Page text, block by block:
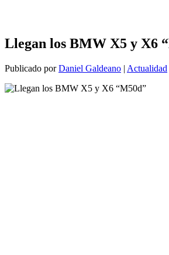
Llegan los BMW X5 y X6
Publicado porDaniel Galdeano | Actualidad